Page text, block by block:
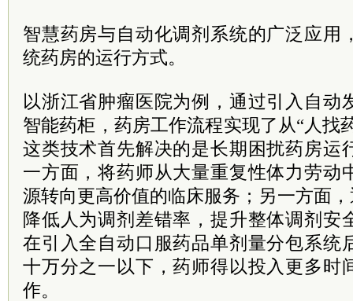
智慧药房与自动化调剂系统的广泛应用
统药房的运行方式。
以浙江省肿瘤医院为例，通过引入自动
智能药柜，药房工作流程实现了从“人找
这类技术首先解决的是长期困扰药房运
一方面，将药师从大量重复性体力劳动
源转向更高价值的临床服务；另一方面
降低人为调剂差错率，提升整体调剂安
在引入全自动口服药品单剂量分包系统
十万分之一以下，药师得以投入更多时
作。